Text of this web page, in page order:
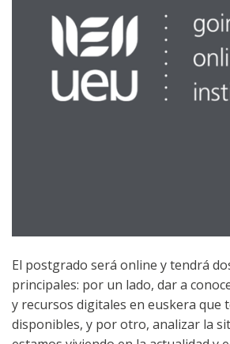
El postgrado será online y tendrá
principales: por un lado, dar a
y recursos digitales en euskera que
disponibles, y por otro, analizar la